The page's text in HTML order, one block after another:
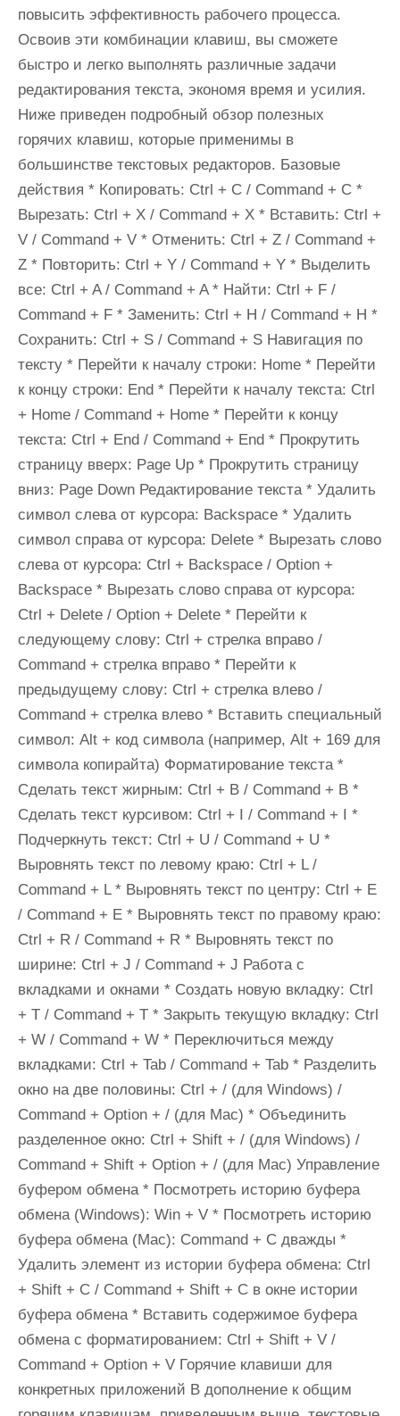
повысить эффективность рабочего процесса.
Освоив эти комбинации клавиш, вы сможете
быстро и легко выполнять различные задачи
редактирования текста, экономя время и усилия.
Ниже приведен подробный обзор полезных
горячих клавиш, которые применимы в
большинстве текстовых редакторов. Базовые
действия * Копировать: Ctrl + C / Command + C *
Вырезать: Ctrl + X / Command + X * Вставить: Ctrl +
V / Command + V * Отменить: Ctrl + Z / Command +
Z * Повторить: Ctrl + Y / Command + Y * Выделить
все: Ctrl + A / Command + A * Найти: Ctrl + F /
Command + F * Заменить: Ctrl + H / Command + H *
Сохранить: Ctrl + S / Command + S Навигация по
тексту * Перейти к началу строки: Home * Перейти
к концу строки: End * Перейти к началу текста: Ctrl
+ Home / Command + Home * Перейти к концу
текста: Ctrl + End / Command + End * Прокрутить
страницу вверх: Page Up * Прокрутить страницу
вниз: Page Down Редактирование текста * Удалить
символ слева от курсора: Backspace * Удалить
символ справа от курсора: Delete * Вырезать слово
слева от курсора: Ctrl + Backspace / Option +
Backspace * Вырезать слово справа от курсора:
Ctrl + Delete / Option + Delete * Перейти к
следующему слову: Ctrl + стрелка вправо /
Command + стрелка вправо * Перейти к
предыдущему слову: Ctrl + стрелка влево /
Command + стрелка влево * Вставить специальный
символ: Alt + код символа (например, Alt + 169 для
символа копирайта) Форматирование текста *
Сделать текст жирным: Ctrl + B / Command + B *
Сделать текст курсивом: Ctrl + I / Command + I *
Подчеркнуть текст: Ctrl + U / Command + U *
Выровнять текст по левому краю: Ctrl + L /
Command + L * Выровнять текст по центру: Ctrl + E
/ Command + E * Выровнять текст по правому краю:
Ctrl + R / Command + R * Выровнять текст по
ширине: Ctrl + J / Command + J Работа с
вкладками и окнами * Создать новую вкладку: Ctrl
+ T / Command + T * Закрыть текущую вкладку: Ctrl
+ W / Command + W * Переключиться между
вкладками: Ctrl + Tab / Command + Tab * Разделить
окно на две половины: Ctrl + / (для Windows) /
Command + Option + / (для Mac) * Объединить
разделенное окно: Ctrl + Shift + / (для Windows) /
Command + Shift + Option + / (для Mac) Управление
буфером обмена * Посмотреть историю буфера
обмена (Windows): Win + V * Посмотреть историю
буфера обмена (Mac): Command + C дважды *
Удалить элемент из истории буфера обмена: Ctrl
+ Shift + C / Command + Shift + C в окне истории
буфера обмена * Вставить содержимое буфера
обмена с форматированием: Ctrl + Shift + V /
Command + Option + V Горячие клавиши для
конкретных приложений В дополнение к общим